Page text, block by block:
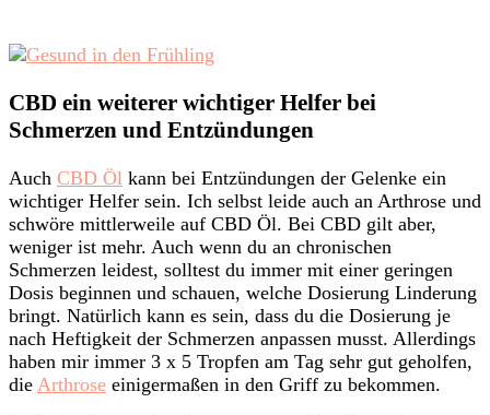
CBD ein weiterer wichtiger Helfer bei
Schmerzen und Entzündungen
Auch CBD Öl kann bei Entzündungen der Gelenke ein
wichtiger Helfer sein. Ich selbst leide auch an Arthrose und
schwöre mittlerweile auf CBD Öl. Bei CBD gilt aber,
weniger ist mehr. Auch wenn du an chronischen
Schmerzen leidest, solltest du immer mit einer geringen
Dosis beginnen und schauen, welche Dosierung Linderung
bringt. Natürlich kann es sein, dass du die Dosierung je
nach Heftigkeit der Schmerzen anpassen musst. Allerdings
haben mir immer 3 x 5 Tropfen am Tag sehr gut geholfen,
die Arthrose einigermaßen in den Griff zu bekommen.